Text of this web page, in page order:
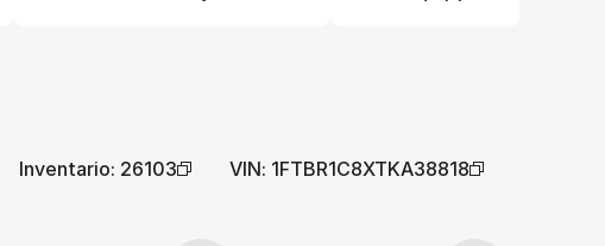
Inventario: 26103 VIN: 1FTBR1C8XTKA38818